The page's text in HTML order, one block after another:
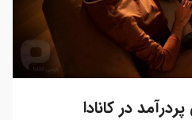
در کانادا